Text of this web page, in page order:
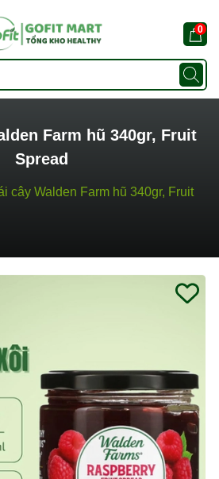
0
Farm hũ 340gr, Fruit
Spread
cây Walden Farm hũ 340gr, Fruit